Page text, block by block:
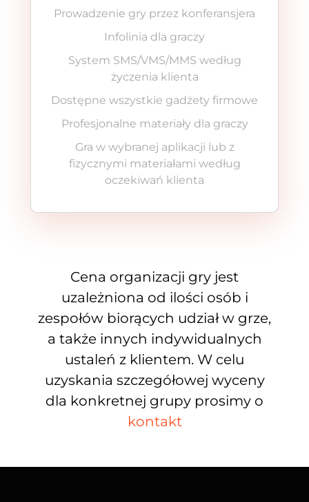
Prowadzenie gry przez konferansjera
Infolinia dla graczy
System SMS/VMS/MMS według
życzenia klienta
Dostępne wszystkie gadżety firmowe
Profesjonalne materiały dla graczy
Gra w wybranej aplikacji lub z
fizycznymi materiałami według
oczekiwań klienta
Cena organizacji gry jest
uzależniona od ilości osób i
zespołów biorących udział w grze,
a także innych indywidualnych
ustaleń z klientem. W celu
uzyskania szczegółowej wyceny
dla konkretnej grupy prosimy o
kontakt